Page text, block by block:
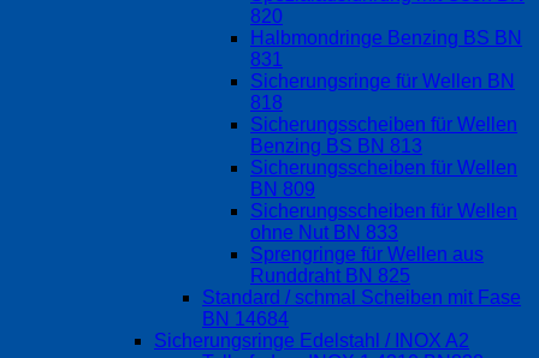
820
Halbmondringe Benzing BS BN
831
Sicherungsringe für Wellen BN
818
Sicherungsscheiben für Wellen
Benzing BS BN 813
Sicherungsscheiben für Wellen
BN 809
Sicherungsscheiben für Wellen
ohne Nut BN 833
Sprengringe für Wellen aus
Runddraht BN 825
Standard / schmal Scheiben mit Fase
BN 14684
Sicherungsringe Edelstahl / INOX A2